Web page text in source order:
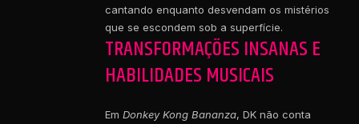
cantando enquanto desvendam os mistérios
que se escondem sob a superfície.
TRANSFORMAÇÕES INSANAS E
HABILIDADES MUSICAIS
Em Donkey Kong Bananza, DK não conta